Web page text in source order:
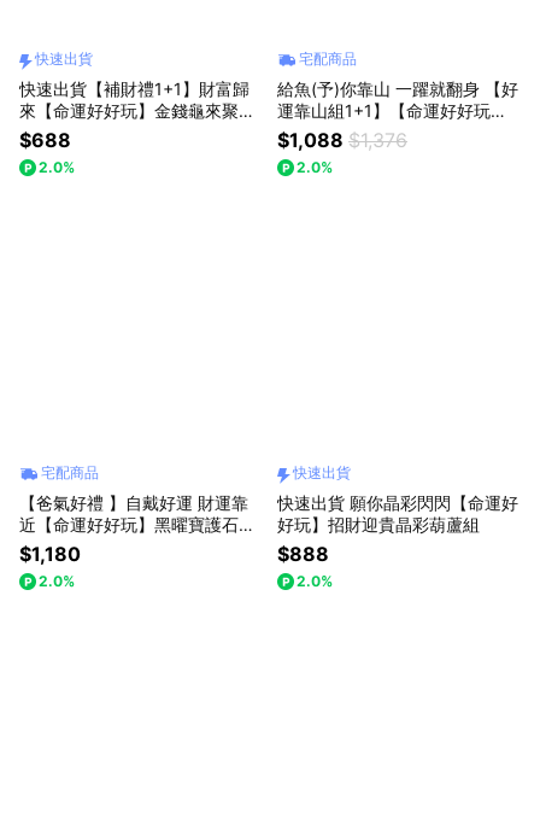
快速出貨
快速出貨【補財禮1+1】財富歸
來【命運好好玩】金錢龜來聚寶
鎮 (內附36顆小元寶)(可加購馬
上有錢包包掛飾)
$688
2.0%
宅配商品
給魚(予)你靠山 一躍就翻身 【好
運靠山組1+1】【命運好好玩】
鯉躍高升抱枕+靠山貴人紅晶線
手鍊
$1,088 $1,376
2.0%
宅配商品
【爸氣好禮 】自戴好運 財運靠
近【命運好好玩】黑曜寶護石手
鍊
$1,180
2.0%
快速出貨
快速出貨 願你晶彩閃閃【命運好
好玩】招財迎貴晶彩葫蘆組
$888
2.0%